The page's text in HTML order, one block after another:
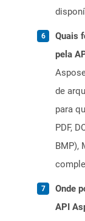
Quais
pela
de
para
PDF,
BMP),
Onde
API